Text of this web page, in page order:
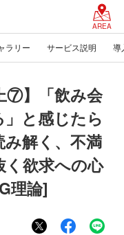
AREA
ラリー サービス説明 導
⑦】「飲み会
と感じたら
解く、不満
く欲求への心
理論]